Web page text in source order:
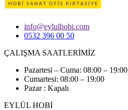
info@eylulhobi.com
0532 396 00 50
ÇALIŞMA SAATLERİMİZ
Pazartesi – Cuma: 08:00 – 19:00
Cumartesi: 08:00 – 19:00
Pazar : Kapalı
EYLÜL HOBİ